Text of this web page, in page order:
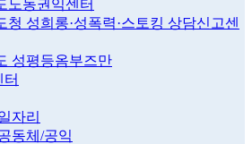
노동권익센터
청 성희롱·성폭력·스토킹 상담신고센
성평등옴부즈만
자리
동체/공익